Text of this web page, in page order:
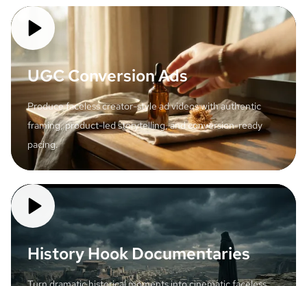
UGC Conversion Ads
Produce faceless creator-style ad videos with authentic
framing, product-led storytelling, and conversion-ready
pacing.
History Hook Documentaries